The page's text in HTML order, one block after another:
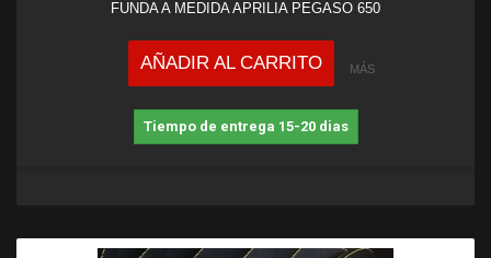
FUNDA A MEDIDA APRILIA PEGASO 650
AÑADIR AL CARRITO MÁS
Tiempo de entrega 15-20 dias